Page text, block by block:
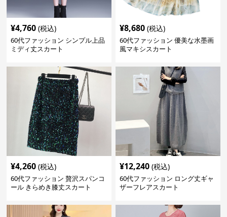
¥4,760 (税込)
60代ファッション シンプル上品
ミディ丈スカート
¥8,680 (税込)
60代ファッション 優美な水墨画
風マキシスカート
¥4,260 (税込)
60代ファッション 贅沢スパンコ
ール きらめき膝丈スカート
¥12,240 (税込)
60代ファッション ロング丈ギャ
ザーフレアスカート